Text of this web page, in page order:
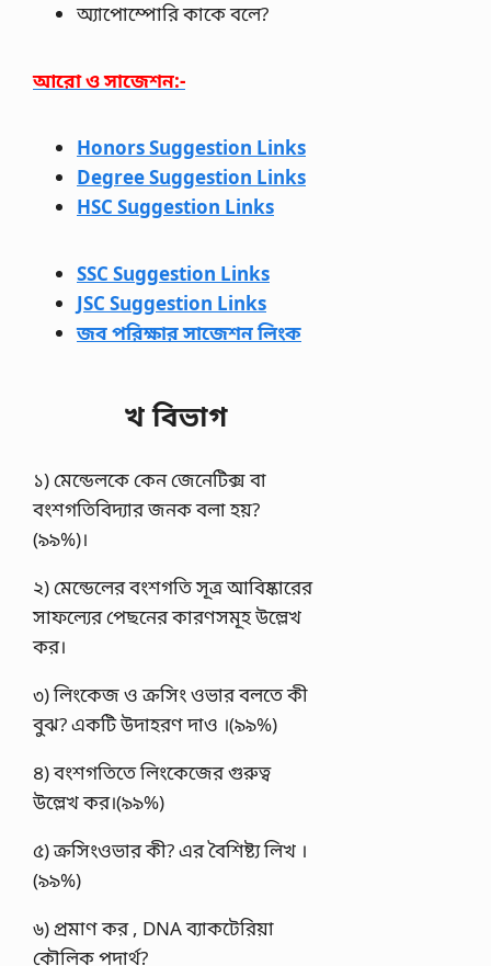
অ্যাপোম্পোরি কাকে বলে?
আরো ও সাজেশন:-
Honors Suggestion Links
Degree Suggestion Links
HSC Suggestion Links
SSC Suggestion Links
JSC Suggestion Links
জব পরিক্ষার সাজেশন লিংক
খ বিভাগ
১) মেন্ডেলকে কেন জেনেটিক্স বা
বংশগতিবিদ্যার জনক বলা হয়?
(৯৯%)।
২) মেন্ডেলের বংশগতি সূত্র আবিষ্কারের
সাফল্যের পেছনের কারণসমূহ উল্লেখ
কর।
৩) লিংকেজ ও ক্রসিং ওভার বলতে কী
বুঝ? একটি উদাহরণ দাও ।(৯৯%)
৪) বংশগতিতে লিংকেজের গুরুত্ব
উল্লেখ কর।(৯৯%)
৫) ক্রসিংওভার কী? এর বৈশিষ্ট্য লিখ ।
(৯৯%)
৬) প্রমাণ কর , DNA ব্যাকটেরিয়া
কৌলিক পদার্থ?